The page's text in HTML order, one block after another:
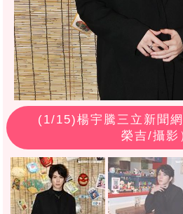
(1/15)楊宇騰三立新聞
榮吉/攝影